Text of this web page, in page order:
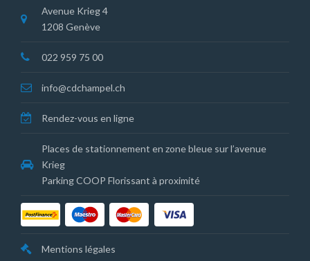
Avenue Krieg 4
1208 Genève
022 959 75 00
info@cdchampel.ch
Rendez-vous en ligne
Places de stationnement en zone bleue sur l’avenue
Krieg
Parking COOP Florissant à proximité
Mentions légales